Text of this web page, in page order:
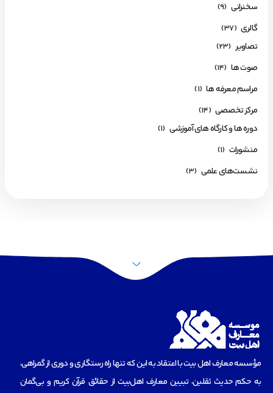
سخنرانی (9)
گالری (37)
تصاویر (23)
صوت ها (14)
مراسم معرفه ها (1)
مرکز تخصصی (14)
دوره ها و کارگاه های آموزشی (1)
منشورات (1)
نشست‌های علمی (3)
مؤسسه‌ معارف اهل بیت با اعتقاد به این که تنها راه رستگاری و دوری از گمراهی،
به حکم حدیث ثقلین، تبیین معارف اهل‌بیت از حقائق قرآن کریم و بی‌گمان